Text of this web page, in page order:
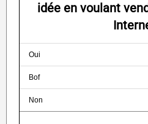
idée en voulant
Oui
Bof
Non